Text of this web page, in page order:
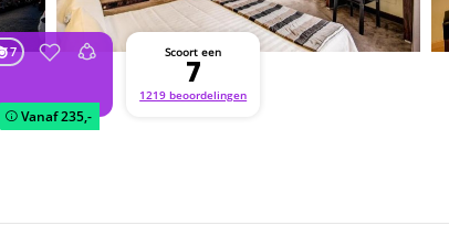
7
Vanaf235,-
Scoort een
7
1219 beoordelingen